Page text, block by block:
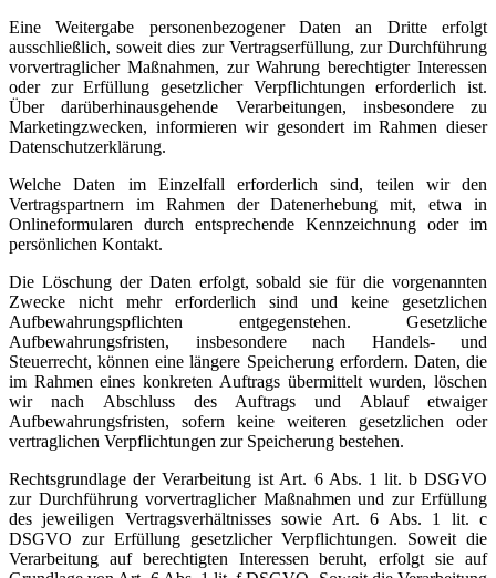
Eine Weitergabe personenbezogener Daten an Dritte erfolgt
ausschließlich, soweit dies zur Vertragserfüllung, zur Durchführung
vorvertraglicher Maßnahmen, zur Wahrung berechtigter Interessen
oder zur Erfüllung gesetzlicher Verpflichtungen erforderlich ist.
Über darüberhinausgehende Verarbeitungen, insbesondere zu
Marketingzwecken, informieren wir gesondert im Rahmen dieser
Datenschutzerklärung.
Welche Daten im Einzelfall erforderlich sind, teilen wir den
Vertragspartnern im Rahmen der Datenerhebung mit, etwa in
Onlineformularen durch entsprechende Kennzeichnung oder im
persönlichen Kontakt.
Die Löschung der Daten erfolgt, sobald sie für die vorgenannten
Zwecke nicht mehr erforderlich sind und keine gesetzlichen
Aufbewahrungspflichten entgegenstehen. Gesetzliche
Aufbewahrungsfristen, insbesondere nach Handels- und
Steuerrecht, können eine längere Speicherung erfordern. Daten, die
im Rahmen eines konkreten Auftrags übermittelt wurden, löschen
wir nach Abschluss des Auftrags und Ablauf etwaiger
Aufbewahrungsfristen, sofern keine weiteren gesetzlichen oder
vertraglichen Verpflichtungen zur Speicherung bestehen.
Rechtsgrundlage der Verarbeitung ist Art. 6 Abs. 1 lit. b DSGVO
zur Durchführung vorvertraglicher Maßnahmen und zur Erfüllung
des jeweiligen Vertragsverhältnisses sowie Art. 6 Abs. 1 lit. c
DSGVO zur Erfüllung gesetzlicher Verpflichtungen. Soweit die
Verarbeitung auf berechtigten Interessen beruht, erfolgt sie auf